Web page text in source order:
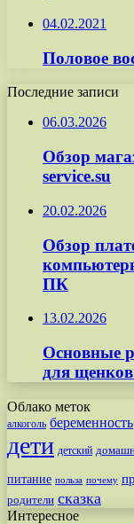
04.02.2021
Половое
Последние записи
06.03.2026
Обзор
service.su
20.02.2026
Обзор
ПК
13.02.2026
Основные
для
Облако меток
алкоголь беременность
дети детский
питание польза почему
родители сказка
Интересное